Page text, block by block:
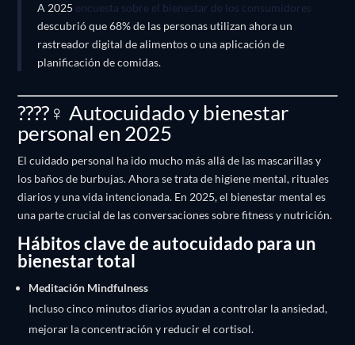
A 2025 encuesta sobre el bienestar de los consumidores
descubrió que 68% de las personas utilizan ahora un
rastreador digital de alimentos o una aplicación de
planificación de comidas.
????‍♀️ Autocuidado y bienestar
personal en 2025
El cuidado personal ha ido mucho más allá de las mascarillas y
los baños de burbujas. Ahora se trata de higiene mental, rituales
diarios y una vida intencionada. En 2025, el bienestar mental es
una parte crucial de las conversaciones sobre fitness y nutrición.
Hábitos clave de autocuidado para un
bienestar total
Meditación Mindfulness
Incluso cinco minutos diarios ayudan a controlar la ansiedad,
mejorar la concentración y reducir el cortisol.